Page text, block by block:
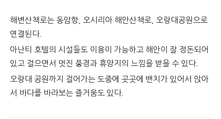
해변산책로는 동암항, 오시리아 해안산책로, 오랑대공원으로
연결된다.
아난티 호텔의 시설들도 이용이 가능하고 해안이 잘 정돈되어
있고 걸으면서 멋진 풍경과 휴양지의 느낌을 받을 수 있다.
오랑대 공원까지 걸어가는 도중에 곳곳에 밴치가 있어서 앉아
서 바다를 바라보는 즐거움도 있다.